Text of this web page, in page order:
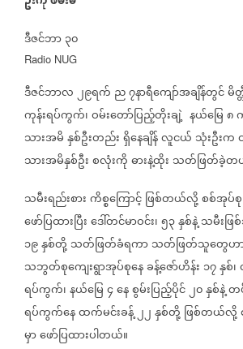
ဒီဇင်ဘာ၃၀
Radio NUG
ဒီဇင်ဘာလ၂၉ရက် ည၇နာရီကျော်အချိန်တွင်မိ
ကုန်းရပ်ကွက်၊ဝမ်းတော်ပြည့်တိုးချဲ့ နယ်မြေ၈
သားအမိနှစ်ဦးတည်းရှိနေချိန်လူငယ် သုံးဦးက
သားအမိနှစ်ဦးစလုံးကိုဓားနဲ့ထိုး သတ်ဖြတ်ခဲ့
သမီးရည်းစားကိစ္စကြောင့်ဖြစ်တယ်လို့စစ်အုပ်စု
ဖော်ပြထားပြီးဒေါ်တင်မာဝင်း၊၅၃နှစ်နဲ့သမီးဖြ
၁၉နှစ်တို့သတ်ဖြတ်ခံရကာသတ်ဖြတ်သူတွေဟ
သဘွတ်စုကျေးရွာအုပ်စုနေခန့်ဇော်ဟိန်း ၁၇နှစ်၊
ရပ်ကွက်၊နယ်မြေ၄နေစွမ်းပြည့်ပိုင်၂၀နှစ်နဲ့တ
ရပ်ကွက်နေထက်မင်းခန့်၂၂နှစ်တို့ဖြစ်တယ်လို့
မှာဖော်ပြထားပါတယ်။